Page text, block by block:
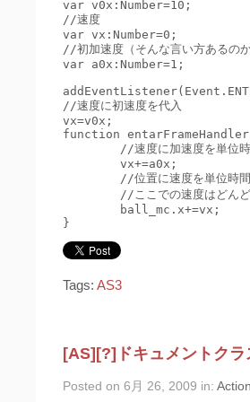
var v0x:Number=10;
//速度
var vx:Number=0;
//初加速度（そんな言い方あるのか
var a0x:Number=1;
//速度に初速度を代入
vx=v0x;
function
Tags: AS3
[AS][?]ドキュメントク
Posted on 6月 26, 2009 in: